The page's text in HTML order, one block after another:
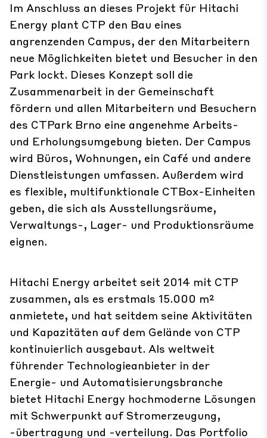
Im Anschluss an dieses Projekt für Hitachi
Energy plant CTP den Bau eines
angrenzenden Campus, der den Mitarbeitern
neue Möglichkeiten bietet und Besucher in den
Park lockt. Dieses Konzept soll die
Zusammenarbeit in der Gemeinschaft
fördern und allen Mitarbeitern und Besuchern
des CTPark Brno eine angenehme Arbeits-
und Erholungsumgebung bieten. Der Campus
wird Büros, Wohnungen, ein Café und andere
Dienstleistungen umfassen. Außerdem wird
es flexible, multifunktionale CTBox-Einheiten
geben, die sich als Ausstellungsräume,
Verwaltungs-, Lager- und Produktionsräume
eignen.
Hitachi Energy arbeitet seit 2014 mit CTP
zusammen, als es erstmals 15.000 m²
anmietete, und hat seitdem seine Aktivitäten
und Kapazitäten auf dem Gelände von CTP
kontinuierlich ausgebaut. Als weltweit
führender Technologieanbieter in der
Energie- und Automatisierungsbranche
bietet Hitachi Energy hochmoderne Lösungen
mit Schwerpunkt auf Stromerzeugung,
-übertragung und -verteilung. Das Portfolio